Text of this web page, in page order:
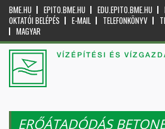
BME.HU EPITO.BME.HU EDU.EPITO.BME.HU
OKTATÓI BELÉPÉS
E-MAIL TELEFONKÖNYV
MAGYAR
VÍZÉPÍTÉSI ÉS
ERŐÁTADÓDÁS